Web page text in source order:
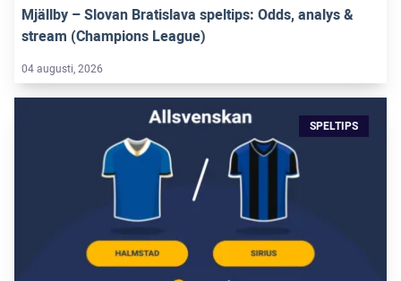
Mjällby – Slovan Bratislava speltips: Odds, analys &
stream (Champions League)
04 augusti, 2026
SPELTIPS